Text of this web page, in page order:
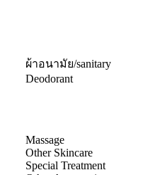
ผ้าอนามัย/sanitary
Deodorant
Massage
Other Skincare
Special Treatment